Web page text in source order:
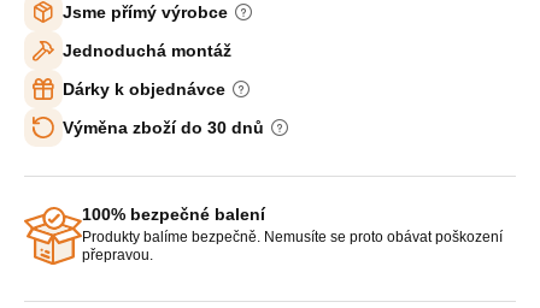
Jsme přímý výrobce
Jednoduchá montáž
Dárky k objednávce
Výměna zboží do 30 dnů
100% bezpečné balení
Produkty balíme bezpečně. Nemusíte se proto obávat poškození
přepravou.